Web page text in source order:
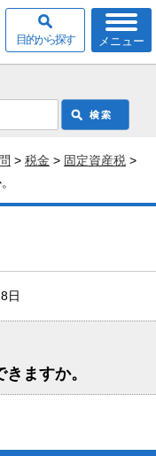
メニュー
目的から探す
> 税金 > 固定資産税 >
日
ますか。